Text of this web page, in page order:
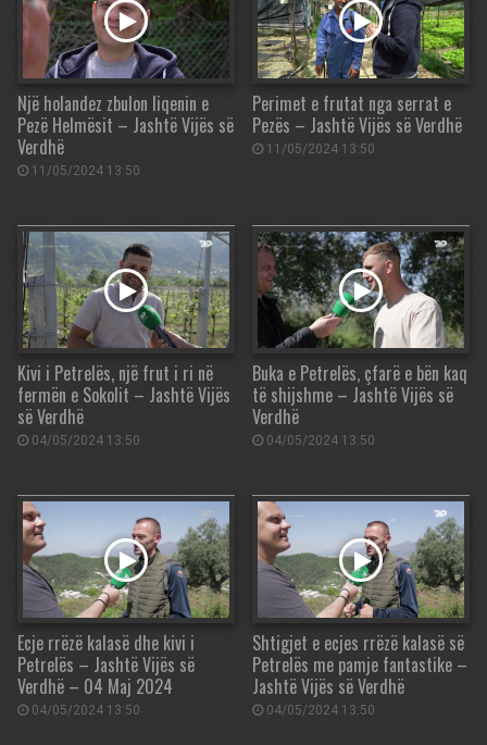
Një holandez zbulon liqenin e
Pezë Helmësit – Jashtë Vijës së
Verdhë
11/05/2024 13:50
Perimet e frutat nga serrat e
Pezës – Jashtë Vijës së Verdhë
11/05/2024 13:50
Kivi i Petrelës, një frut i ri në
fermën e Sokolit – Jashtë Vijës
së Verdhë
04/05/2024 13:50
Buka e Petrelës, çfarë e bën kaq
të shijshme – Jashtë Vijës së
Verdhë
04/05/2024 13:50
Ecje rrëzë kalasë dhe kivi i
Petrelës – Jashtë Vijës së
Verdhë – 04 Maj 2024
04/05/2024 13:50
Shtigjet e ecjes rrëzë kalasë së
Petrelës me pamje fantastike –
Jashtë Vijës së Verdhë
04/05/2024 13:50